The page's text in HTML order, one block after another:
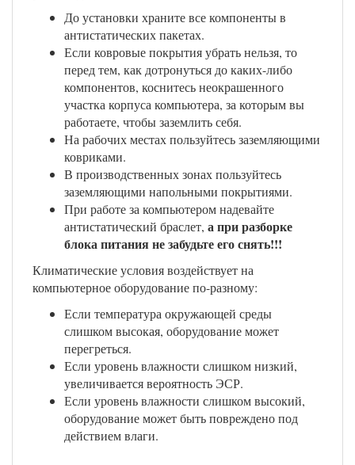
До установки храните все компоненты в
антистатических пакетах.
Если ковровые покрытия убрать нельзя, то
перед тем, как дотронуться до каких-либо
компонентов, коснитесь неокрашенного
участка корпуса компьютера, за которым вы
работаете, чтобы заземлить себя.
На рабочих местах пользуйтесь заземляющими
ковриками.
В производственных зонах пользуйтесь
заземляющими напольными покрытиями.
При работе за компьютером надевайте
антистатический браслет, а при разборке
блока питания не забудьте его снять!!!
Климатические условия воздействует на
компьютерное оборудование по-разному:
Если температура окружающей среды
слишком высокая, оборудование может
перегреться.
Если уровень влажности слишком низкий,
увеличивается вероятность ЭСР.
Если уровень влажности слишком высокий,
оборудование может быть повреждено под
действием влаги.